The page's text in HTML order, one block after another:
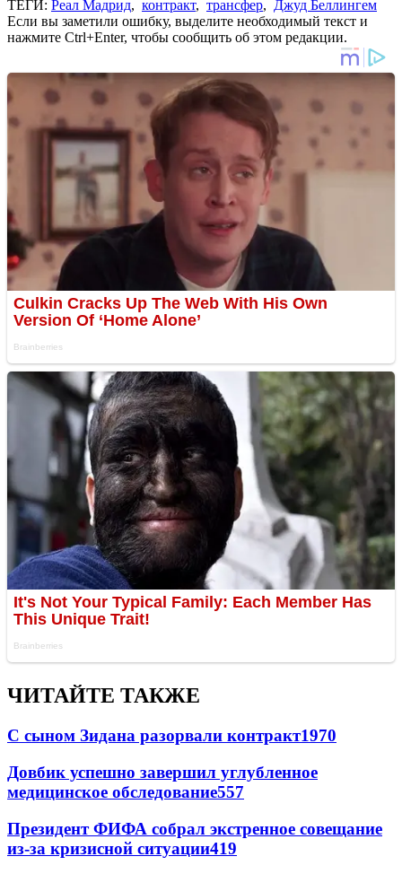
ТЕГИ: Реал Мадрид, контракт, трансфер, Джуд Беллингем
Если вы заметили ошибку, выделите необходимый текст и
нажмите Ctrl+Enter, чтобы сообщить об этом редакции.
ЧИТАЙТЕ ТАКЖЕ
С сыном Зидана разорвали контракт1970
Довбик успешно завершил углубленное
медицинское обследование557
Президент ФИФА собрал экстренное совещание
из-за кризисной ситуации419